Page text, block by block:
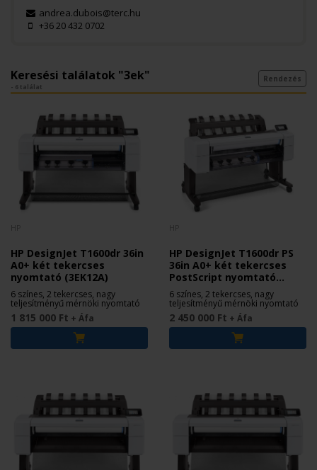
andrea.dubois@terc.hu
+36 20 432 0702
Keresési találatok "3ek"
- 6 találat
Rendezés
HP DesignJet T1600dr 36in
A0+ két tekercses
nyomtató (3EK12A)
6 színes, 2 tekercses, nagy
teljesítményű mérnöki nyomtató
1 815 000 Ft + Áfa
HP DesignJet T1600dr PS
36in A0+ két tekercses
PostScript nyomtató
(3EK13A)
6 színes, 2 tekercses, nagy
teljesítményű mérnöki nyomtató
2 450 000 Ft + Áfa